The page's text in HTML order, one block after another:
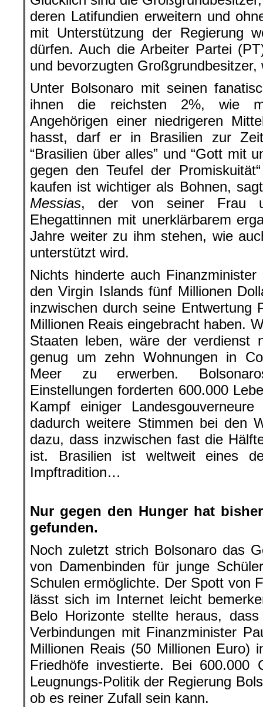
deren Latifundien erweitern und
mit Unterstützung der Regierung
dürfen. Auch die Arbeiter Partei
und bevorzugten
Unter Bolsonaro mit seinen
ihnen die reichsten 2%, wie
Angehörigen einer niedrigeren
hasst, darf er in Brasilien zur
“Brasilien über alles” und “Gott mit
gegen den Teufel der
kaufen ist wichtiger als Bohnen,
Messias, der von seiner Frau
Ehegattinnen mit unerklärbarem
Jahre weiter zu ihm stehen, wie
unterstützt wird.
Nichts hinderte auch
den Virgin Islands fünf Millionen
inzwischen durch seine Entwertung
Millionen Reais eingebracht haben.
Staaten leben, wäre der verdienst
genug um zehn Wohnungen in
Meer zu erwerben.
Einstellungen forderten 600.000
Kampf einiger
dadurch weitere Stimmen bei den
dazu, dass inzwischen fast die
ist. Brasilien ist weltweit eines
Impftradition…
Nur gegen den Hunger hat
gefunden.
Noch zuletzt strich Bolsonaro das
von Damenbinden für junge
Schulen ermöglichte. Der Spott von
lässt sich im Internet leicht
Belo Horizonte stellte heraus,
Verbindungen mit Finanzminister
Millionen Reais (50 Millionen Euro)
Friedhöfe investierte. Bei 600.000
Leugnungs-Politik der Regierung
ob es reiner Zufall sein kann.